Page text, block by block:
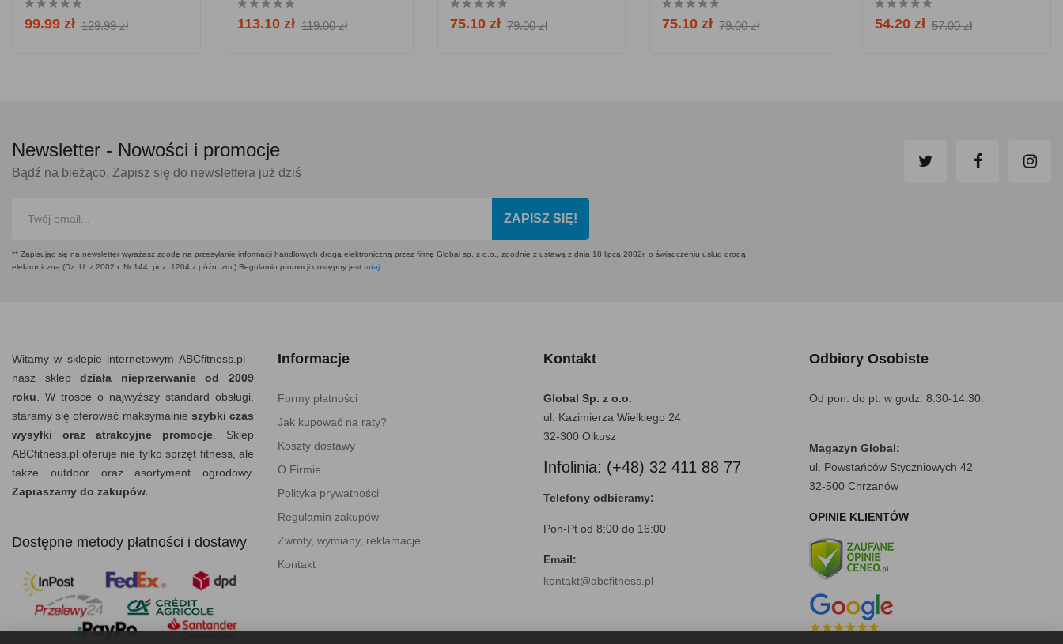
99.99 zł 129.99 zł 113.10 zł 119.00 zł
Pokrowiec
75.10 zł 79.00 zł 75.10 zł 79.00 zł 54.20 zł 57.00 zł
Newsletter - Nowości i promocje
Bądź na bieżąco. Zapisz się do newslettera już dziś
ZAPISZ SIĘ!
** Zapisując się na newsletter wyrażasz zgodę na przesyłanie informacji handlowych drogą elektroniczną przez firmę Global sp. z o.o., zgodnie z ustawą z dnia 18 lipca 2002r. o świadczeniu usług drogą
elektroniczną (Dz. U. z 2002 r. Nr 144, poz. 1204 z późn. zm.) Regulamin promocji dostępny jest tutaj
Witamy w sklepie internetowym ABCfitness.pl -
nasz sklepdziała nieprzerwanie od 2009
roku . W trosce o najwyższy standard obsługi,
staramy się oferować maksymalnie szybki czas
wysyłki oraz atrakcyjne promocje . Sklep
ABCfitness.pl oferuje nie tylko sprzęt fitness, ale
także outdoor oraz asortyment ogrodowy.
Zapraszamy do zakupów.
Dostępne metody płatności i dostawy
Informacje
Formy płatności
Jak kupować na raty?
Koszty dostawy
O Firmie
Polityka prywatności
Regulamin zakupów
Zwroty, wymiany, reklamacje
Kontakt
Kontakt
Global Sp. z o.o.
ul. Kazimierza Wielkiego 24
32-300 Olkusz
Infolinia: (+48) 32 411 88 77
Telefony odbieramy:
Pon-Pt od 8:00 do 16:00
Email:
kontakt@abcfitness.pl
Odbiory Osobiste
Od pon. do pt. w godz. 8:30-14:30.
Magazyn Global:
ul. Powstańców Styczniowych 42
32-500 Chrzanów
OPINIE KLIENTÓW